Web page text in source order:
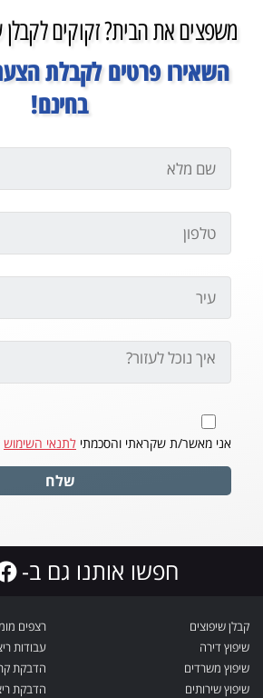
משפצים את הבית? זקוקים לקבלן
השאירו פרטים לקבלת
בחינם!
אני מאשר/ת שקראתי והסכמתי לתנאי השימוש
שלח
חפשו אותנו גם ב-
קבלן שיפוצים
שיפוץ דירה
שיפוץ משרדים
שיפוץ שירותים
רצפים
עבודות
הדבקת
הדבקת